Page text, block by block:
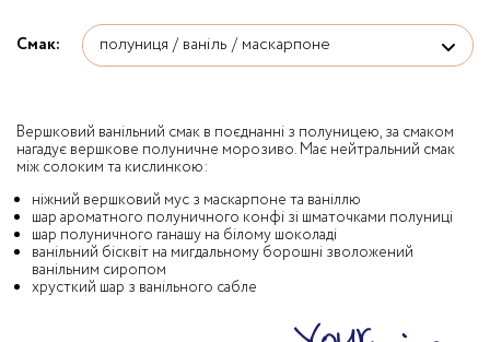
Смак:
Вершковий ванільний смак в поєднанні з полуницею, за смаком
нагадує вершкове полуничне морозиво. Має нейтральний смак
між солоким та кислинкою:
ніжний вершковий мус з маскарпоне та ваніллю
шар ароматного полуничного конфі зі шматочками полуниці
шар полуничного ганашу на білому шоколаді
ванільний бісквіт на мигдальному борошні зволожений
ванільним сиропом
хрусткий шар з ванільного сабле